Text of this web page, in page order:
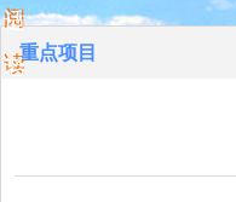
阅
读
适
老
重点项目